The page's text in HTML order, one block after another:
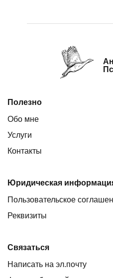
Полезно
Обо мне
Услуги
Контакты
Юридическая
Пользовательское
Реквизиты
Связаться
Написать на эл.почту